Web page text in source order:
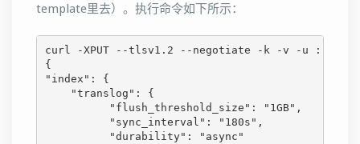
template里去）。执行命令如下所示：
curl -XPUT --tlsv1.2 --negotiate -k -v -u :
{
"index": {
    "translog": {
          "flush_threshold_size": "1GB",
          "sync_interval": "180s",
          "durability": "async"